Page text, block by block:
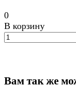
0
В корзину
Вам так же